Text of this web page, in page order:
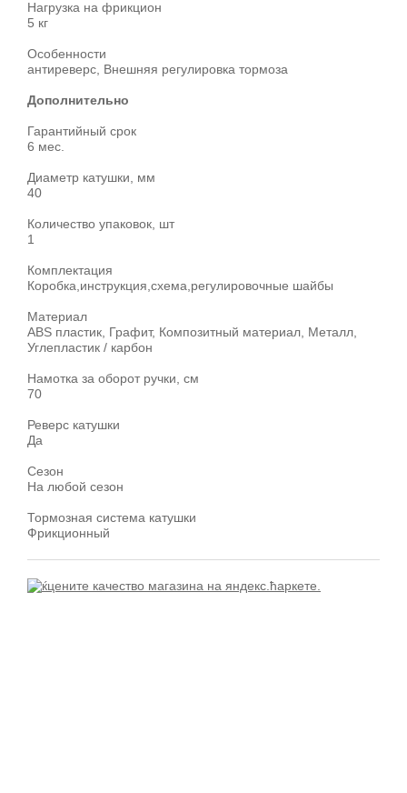
Нагрузка на фрикцион
5 кг
Особенности
антиреверс, Внешняя регулировка тормоза
Дополнительно
Гарантийный срок
6 мес.
Диаметр катушки, мм
40
Количество упаковок, шт
1
Комплектация
Коробка,инструкция,схема,регулировочные шайбы
Материал
ABS пластик, Графит, Композитный материал, Металл,
Углепластик / карбон
Намотка за оборот ручки, см
70
Реверс катушки
Да
Сезон
На любой сезон
Тормозная система катушки
Фрикционный